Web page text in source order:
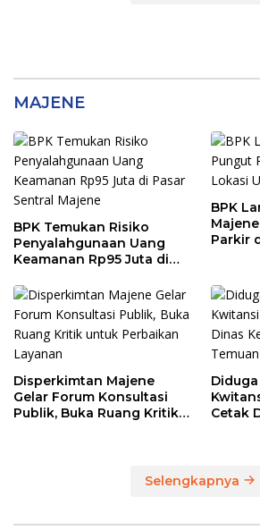
MAJENE
BPK Temukan Risiko
Penyalahgunaan Uang
Keamanan Rp95 Juta di
BPK
Parkir
Disperkimtan Majene
Gelar Forum Konsultasi
Publik, Buka Ruang Kritik
Cetak
Selengkapnya